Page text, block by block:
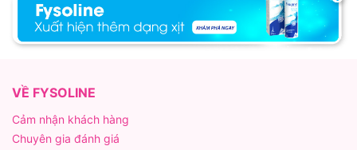
VỀ FYSOLINE
Cảm nhận khách hàng
Chuyên gia đánh giá